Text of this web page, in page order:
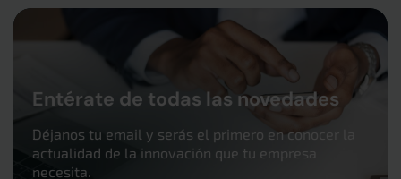
Entérate de todas las novedades
Déjanos tu email y serás el primero en conocer la
actualidad de la innovación que tu empresa
necesita.